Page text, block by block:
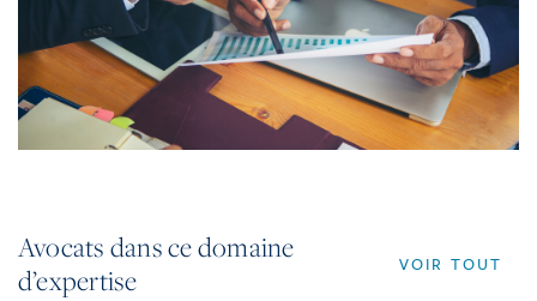
Avocats dans ce domaine
d’expertise
VOIR TOUT